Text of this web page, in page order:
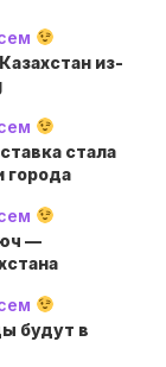
из-
стала
города
—
будут в